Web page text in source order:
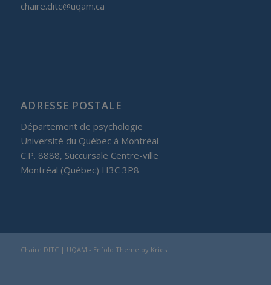
chaire.ditc@uqam.ca
ADRESSE POSTALE
Département de psychologie
Université du Québec à Montréal
C.P. 8888, Succursale Centre-ville
Montréal (Québec) H3C 3P8
Chaire DITC | UQAM - Enfold Theme by Kriesi